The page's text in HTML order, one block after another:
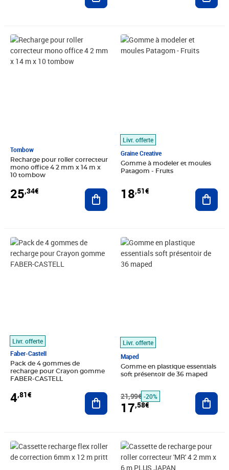
Tombow
Recharge pour roller correcteur
mono office 4 2 mm x 14 m x
10 tombow
25,34€
Prix 25,34€
Ajouter au panier
Livr. offerte
Graine Creative
Gomme à modeler et moules
Patagom - Fruits
18,51€
Prix 18,51€
Livr. offerte
Faber-Castell
Pack de 4 gommes de
recharge pour Crayon gomme
FABER-CASTELL
4,81€
Prix 4,81€
Ajouter au panier
Livr. offerte
Maped
Gomme en plastique essentials
soft présentoir de 36 maped
21,99€
Prix barré 21,99€
-20%
17,58€
Prix 17,58€
Prix 7,27€ Prix 3,89€